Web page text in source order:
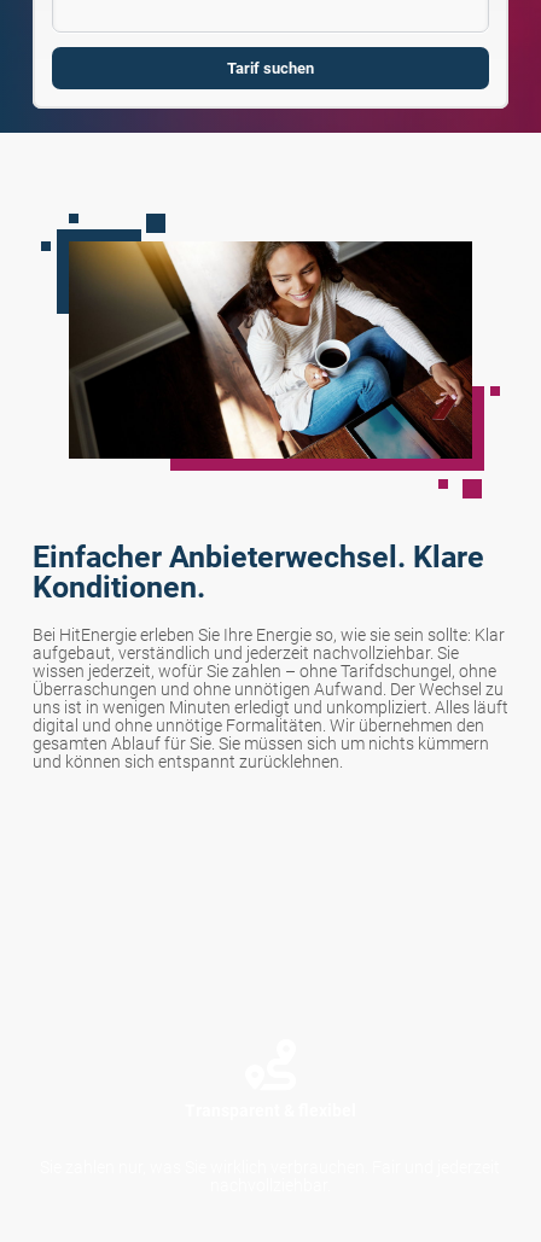
Tarif suchen
Einfacher Anbieterwechsel. Klare
Konditionen.
Bei HitEnergie erleben Sie Ihre Energie so, wie sie sein sollte: Klar
aufgebaut, verständlich und jederzeit nachvollziehbar. Sie
wissen jederzeit, wofür Sie zahlen – ohne Tarifdschungel, ohne
Überraschungen und ohne unnötigen Aufwand. Der Wechsel zu
uns ist in wenigen Minuten erledigt und unkompliziert. Alles läuft
digital und ohne unnötige Formalitäten. Wir übernehmen den
gesamten Ablauf für Sie. Sie müssen sich um nichts kümmern
und können sich entspannt zurücklehnen.